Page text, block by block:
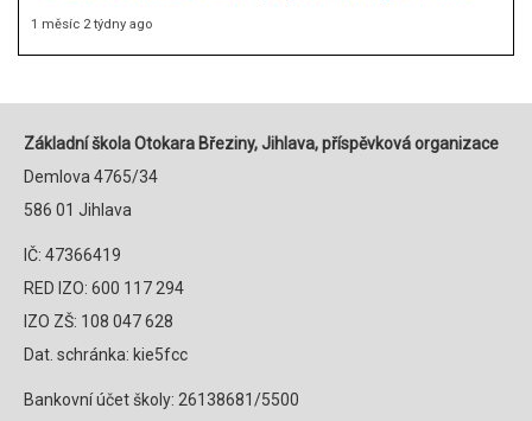
1 měsíc 2 týdny ago
Základní škola Otokara Březiny, Jihlava, příspěvková organizace
Demlova 4765/34
586 01 Jihlava
IČ: 47366419
RED IZO: 600 117 294
IZO ZŠ: 108 047 628
Dat. schránka: kie5fcc
Bankovní účet školy: 26138681/5500